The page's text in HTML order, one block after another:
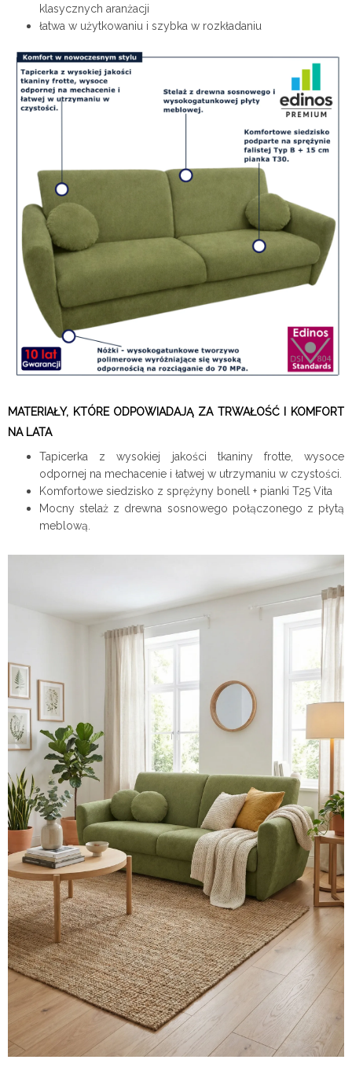
klasycznych aranżacji
łatwa w użytkowaniu i szybka w rozkładaniu
MATERIAŁY, KTÓRE ODPOWIADAJĄ ZA TRWAŁOŚĆ I KOMFORT
NA LATA
Tapicerka z wysokiej jakości tkaniny frotte, wysoce
odpornej na mechacenie i łatwej w utrzymaniu w czystości.
Komfortowe siedzisko z sprężyny bonell + pianki T25 Vita
Mocny stelaż z drewna sosnowego połączonego z płytą
meblową.